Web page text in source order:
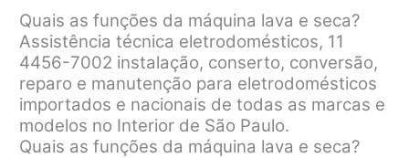
Quais as funções da máquina lava e seca?
Assistência técnica eletrodomésticos, 11
4456-7002 instalação, conserto, conversão,
reparo e manutenção para eletrodomésticos
importados e nacionais de todas as marcas e
modelos no Interior de São Paulo.
Quais as funções da máquina lava e seca?